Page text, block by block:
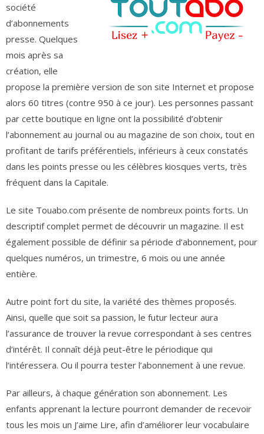
société
d’abonnements
presse. Quelques
mois après sa
création, elle
propose la première version de son site Internet et propose
alors 60 titres (contre 950 à ce jour). Les personnes passant
par cette boutique en ligne ont la possibilité d’obtenir
l’abonnement au journal ou au magazine de son choix, tout en
profitant de tarifs préférentiels, inférieurs à ceux constatés
dans les points presse ou les célèbres kiosques verts, très
fréquent dans la Capitale.
Le site Touabo.com présente de nombreux points forts. Un
descriptif complet permet de découvrir un magazine. Il est
également possible de définir sa période d’abonnement, pour
quelques numéros, un trimestre, 6 mois ou une année
entière.
Autre point fort du site, la variété des thèmes proposés.
Ainsi, quelle que soit sa passion, le futur lecteur aura
l’assurance de trouver la revue correspondant à ses centres
d’intérêt. Il connaît déjà peut-être le périodique qui
l’intéressera. Ou il pourra tester l’abonnement à une revue.
Par ailleurs, à chaque génération son abonnement. Les
enfants apprenant la lecture pourront demander de recevoir
tous les mois un J’aime Lire, afin d’améliorer leur vocabulaire